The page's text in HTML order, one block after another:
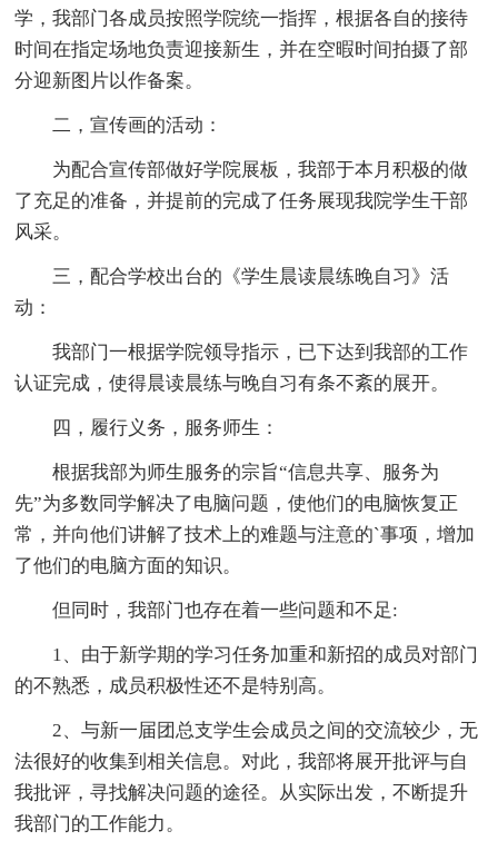
学，我部门各成员按照学院统一指挥，根据各自的接待
时间在指定场地负责迎接新生，并在空暇时间拍摄了部
分迎新图片以作备案。
二，宣传画的活动：
为配合宣传部做好学院展板，我部于本月积极的做
了充足的准备，并提前的完成了任务展现我院学生干部
风采。
三，配合学校出台的《学生晨读晨练晚自习》活
动：
我部门一根据学院领导指示，已下达到我部的工作
认证完成，使得晨读晨练与晚自习有条不紊的展开。
四，履行义务，服务师生：
根据我部为师生服务的宗旨“信息共享、服务为
先”为多数同学解决了电脑问题，使他们的电脑恢复正
常，并向他们讲解了技术上的难题与注意的`事项，增加
了他们的电脑方面的知识。
但同时，我部门也存在着一些问题和不足:
1、由于新学期的学习任务加重和新招的成员对部门
的不熟悉，成员积极性还不是特别高。
2、与新一届团总支学生会成员之间的交流较少，无
法很好的收集到相关信息。对此，我部将展开批评与自
我批评，寻找解决问题的途径。从实际出发，不断提升
我部门的工作能力。